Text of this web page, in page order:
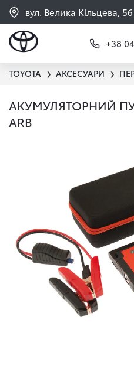
вул. Велика Кільцева, 56
+38
TOYOTA ❯ АКСЕСУАРИ ❯
АКУМУЛЯТОРНИЙ
ARB